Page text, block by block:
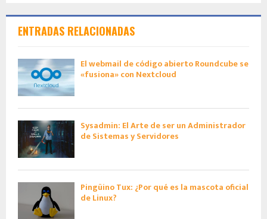
ENTRADAS RELACIONADAS
El webmail de código abierto Roundcube se
«fusiona» con Nextcloud
Sysadmin: El Arte de ser un Administrador
de Sistemas y Servidores
Pingüino Tux: ¿Por qué es la mascota oficial
de Linux?